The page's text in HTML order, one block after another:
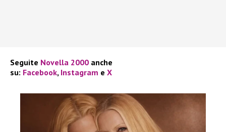
Seguite Novella 2000 anche
su: Facebook, Instagram e X